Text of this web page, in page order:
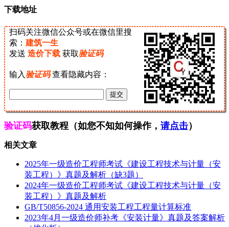
下载地址
扫码关注微信公众号或在微信里搜
索： 建筑一生
发送 造价下载获取验证码
输入验证码查看隐藏内容：
验证码获取教程（如您不知如何操作， 请点击）
相关文章
2025年一级造价工程师考试《建设工程技术与计量（安
装工程）》真题及解析（缺3题）
2024年一级造价工程师考试《建设工程技术与计量（安
装工程）》真题及解析
GB/T50856-2024 通用安装工程工程量计算标准
2023年4月一级造价师补考《安装计量》真题及答案解析